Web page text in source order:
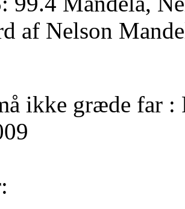
af Nelson
ikke græde far